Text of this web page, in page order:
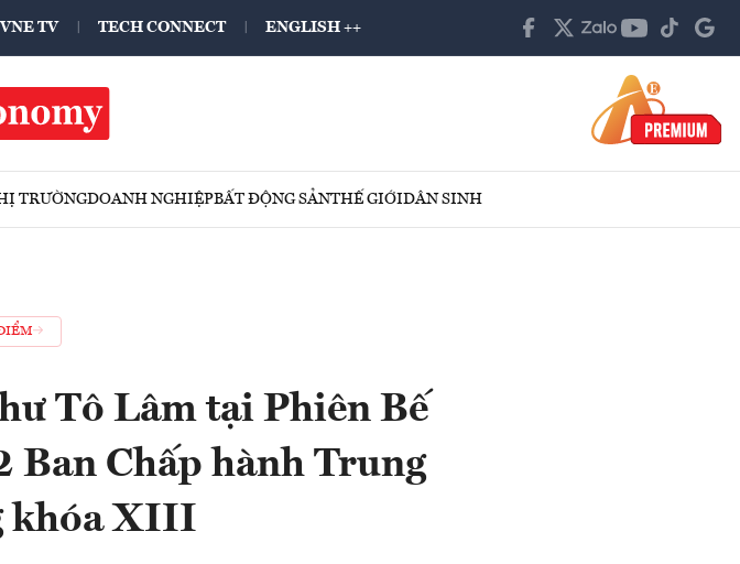
VNE TV TECH CONNECT ENGLISH ++
TRƯỜNGDOANH NGHIỆPBẤT ĐỘNG SẢNTHẾ GIỚIDÂN SINH
Tô Lâm tại Phiên Bế
Ban Chấp hành Trung
khóa XIII